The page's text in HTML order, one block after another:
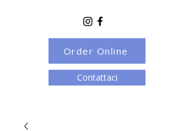
Contattaci
Order Online